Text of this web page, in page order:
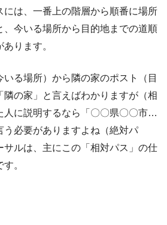
には、一番上の階層から順番に場所
、今いる場所から目的地までの道順
ります。
る場所）から隣の家のポスト（目
隣の家」と言えばわかりますが（相
人に説明するなら「〇〇県〇〇市…
う必要がありますよね（絶対パ
サルは、主にこの「相対パス」の仕
。